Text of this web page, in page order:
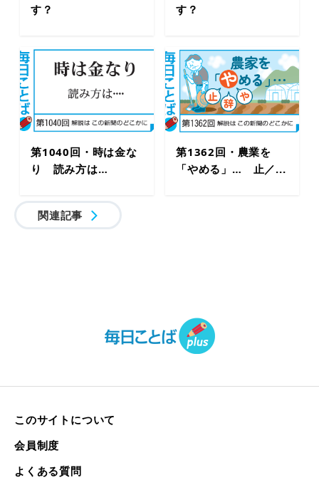
す？
す？
第1040回・時は金な
り 読み方は…
第1362回・農業を
「やめる」… 止／...
関連記事
このサイトについて
会員制度
よくある質問